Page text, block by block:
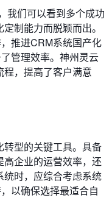
我们可以看到多个成功
制能力而脱颖而出。
推进CRM系统国产化
管理效率。神州灵云
，提高了客户满意
型的关键工具。具备
企业的运营效率，还
时，应综合考虑系统
以确保选择最适合自